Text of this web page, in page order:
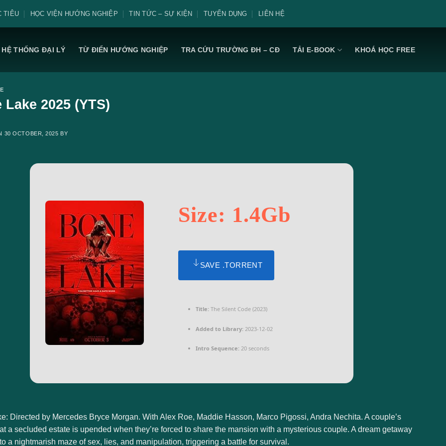
TIÊU HỌC VIỆN HƯỚNG NGHIỆP TIN TỨC – SỰ KIỆN TUYỂN DỤNG LIÊN HỆ
HỆ THỐNG ĐẠI LÝ TỪ ĐIỂN HƯỚNG NGHIỆP TRA CỨU TRƯỜNG ĐH – CĐ TẢI E-BOOK KHOÁ HỌC FREE
Lake 2025 (YTS)
30 OCTOBER, 2025 BY
Size: 1.4Gb
SAVE .TORRENT
Title:The Silent Code (2023)
Added to Library:2023-12-02
Intro Sequence:20 seconds
Directed by Mercedes Bryce Morgan. With Alex Roe, Maddie Hasson, Marco Pigossi, Andra Nechita. A couple’s
a secluded estate is upended when they’re forced to share the mansion with a mysterious couple. A dream getaway
a nightmarish maze of sex, lies, and manipulation, triggering a battle for survival.